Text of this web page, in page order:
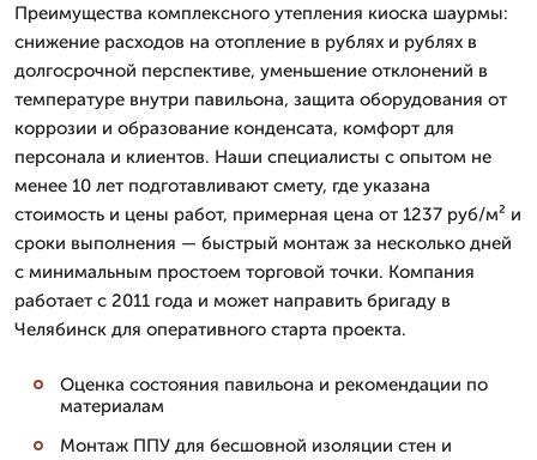
Преимущества комплексного утепления киоска шаурмы:
снижение расходов на отопление в рублях и рублях в
долгосрочной перспективе, уменьшение отклонений в
температуре внутри павильона, защита оборудования от
коррозии и образование конденсата, комфорт для
персонала и клиентов. Наши специалисты с опытом не
менее 10 лет подготавливают смету, где указана
стоимость и цены работ, примерная цена от 1237 руб/м² и
сроки выполнения — быстрый монтаж за несколько дней
с минимальным простоем торговой точки. Компания
работает с 2011 года и может направить бригаду в
Челябинск для оперативного старта проекта.
Оценка состояния павильона и рекомендации по
материалам
Монтаж ППУ для бесшовной изоляции стен и